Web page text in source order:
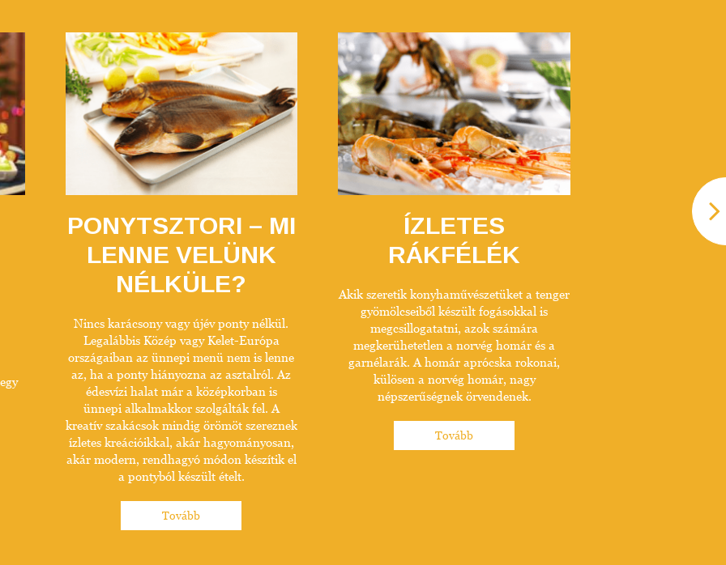
PONYTSZTORI – MI
LENNE VELÜNK
NÉLKÜLE?
Nincs karácsony vagy újév ponty nélkül.
Legalábbis Közép vagy Kelet-Európa
országaiban az ünnepi menü nem is lenne
az, ha a ponty hiányozna az asztalról. Az
édesvízi halat már a középkorban is
ünnepi alkalmakkor szolgálták fel. A
kreatív szakácsok mindig örömöt szereznek
ízletes kreációikkal, akár hagyományosan,
akár modern, rendhagyó módon készítik el
a pontyból készült ételt.
Tovább
ÍZLETES
RÁKFÉLÉK
Akik szeretik konyhaművészetüket a tenger
gyömölcseiből készült fogásokkal is
megcsillogatatni, azok számára
megkerühetetlen a norvég homár és a
garnélarák. A homár aprócska rokonai,
külösen a norvég homár, nagy
népszerűségnek örvendenek.
Tovább
LUXUS